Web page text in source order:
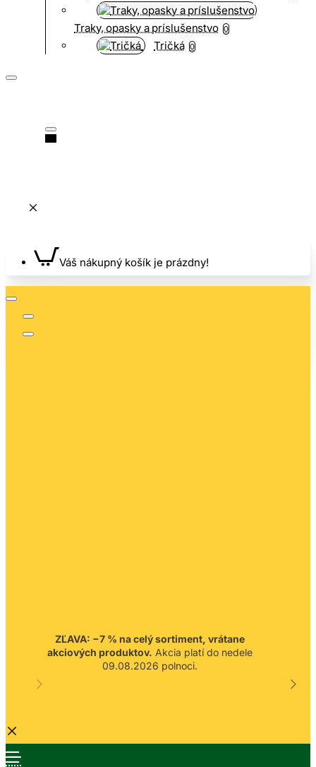
Traky, opasky a príslušenstvo 0
Tričká 0
Váš nákupný košík je prázdny!
ZĽAVA: −7 % na celý sortiment, vrátane
akciových produktov. Akcia platí do nedele
09.08.2026 polnoci.